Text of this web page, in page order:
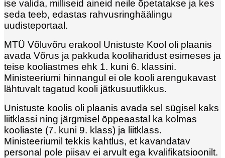
ise valida, milliseid aineid neile õpetatakse ja kes
seda teeb, edastas rahvusringhäälingu
uudisteportaal.
MTÜ Võluvõru erakool Unistuste Kool oli plaanis
avada Võrus ja pakkuda kooliharidust esimeses ja
teise kooliastmes ehk 1. kuni 6. klassini.
Ministeeriumi hinnangul ei ole kooli arengukavast
lähtuvalt tagatud kooli jätkusuutlikkus.
Unistuste koolis oli plaanis avada sel sügisel kaks
liitklassi ning järgmisel õppeaastal ka kolmas
kooliaste (7. kuni 9. klass) ja liitklass.
Ministeeriumil tekkis kahtlus, et kavandatav
personal pole piisav ei arvult ega kvalifikatsioonilt.